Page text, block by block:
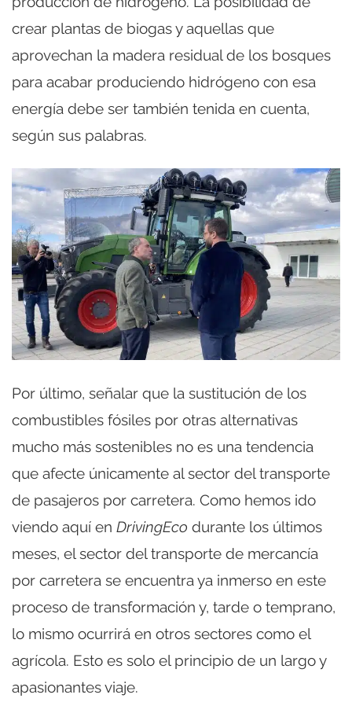
crear plantas de biogas y aquellas que
aprovechan la madera residual de los bosques
para acabar produciendo hidrógeno con esa
energía debe ser también tenida en cuenta,
según sus palabras.
Por último, señalar que la sustitución de los
combustibles fósiles por otras alternativas
mucho más sostenibles no es una tendencia
que afecte únicamente al sector del transporte
de pasajeros por carretera. Como hemos ido
viendo aquí en DrivingEco durante los últimos
meses, el sector del transporte de mercancía
por carretera se encuentra ya inmerso en este
proceso de transformación y, tarde o temprano,
lo mismo ocurrirá en otros sectores como el
agrícola. Esto es solo el principio de un largo y
apasionantes viaje.